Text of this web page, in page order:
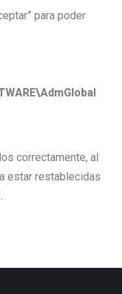
para poder
correctamente, al
estar restablecidas